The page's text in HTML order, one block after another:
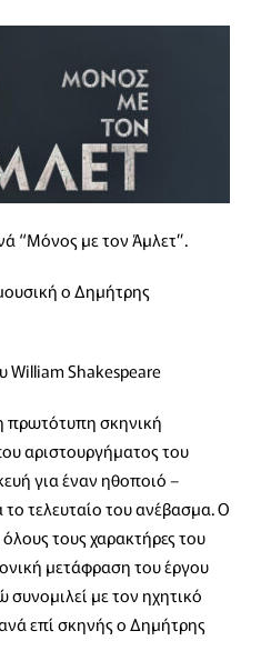
“Μόνος με τον Άμλετ”.
ο Δημήτρης
William Shakespeare
πρωτότυπη σκηνική
αριστουργήματος του
για έναν ηθοποιό –
το τελευταίο του ανέβασμα. Ο
τους χαρακτήρες του
μετάφραση του έργου
με τον ηχητικό
επί σκηνής ο Δημήτρης